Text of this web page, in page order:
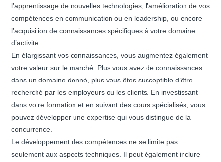
l’apprentissage de nouvelles technologies, l’amélioration de vos
compétences en communication ou en leadership, ou encore
l’acquisition de connaissances spécifiques à votre domaine
d’activité.
En élargissant vos connaissances, vous augmentez également
votre valeur sur le marché. Plus vous avez de connaissances
dans un domaine donné, plus vous êtes susceptible d’être
recherché par les employeurs ou les clients. En investissant
dans votre formation et en suivant des cours spécialisés, vous
pouvez développer une expertise qui vous distingue de la
concurrence.
Le développement des compétences ne se limite pas
seulement aux aspects techniques. Il peut également inclure